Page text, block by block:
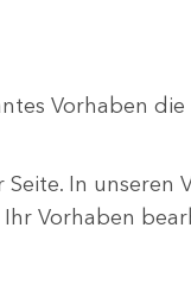
Vorhaben die
In unseren
Vorhaben